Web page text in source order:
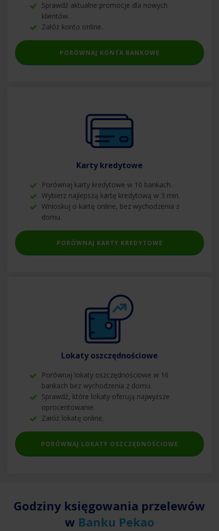
Sprawdź aktualne promocje dla nowych
klientów.
Załóż konto online.
PORÓWNAJ KONTA BANKOWE
Karty kredytowe
Porównaj karty kredytowe w 10 bankach.
Wybierz najlepszą kartę kredytową w 3 min.
Wnioskuj o kartę online, bez wychodzenia z
domu.
PORÓWNAJ KARTY KREDYTOWE
Lokaty oszczędnościowe
Porównaj lokaty oszczędnościowe w 16
bankach bez wychodzenia z domu.
Sprawdź, które lokaty oferują najwyższe
oprocentowanie.
Załóż lokatę online.
PORÓWNAJ LOKATY OSZCZĘDNOŚCIOWE
Godziny księgowania przelewów
w Banku Pekao